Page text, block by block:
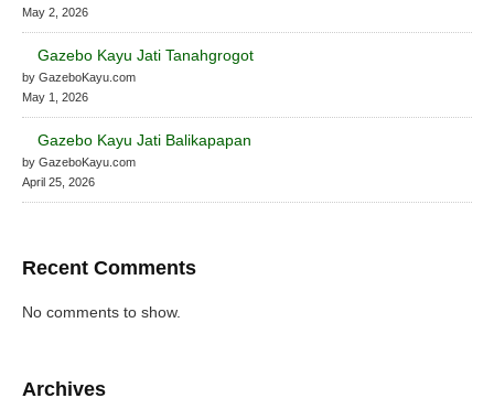
May 2, 2026
Gazebo Kayu Jati Tanahgrogot
by GazeboKayu.com
May 1, 2026
Gazebo Kayu Jati Balikapapan
by GazeboKayu.com
April 25, 2026
Recent Comments
No comments to show.
Archives